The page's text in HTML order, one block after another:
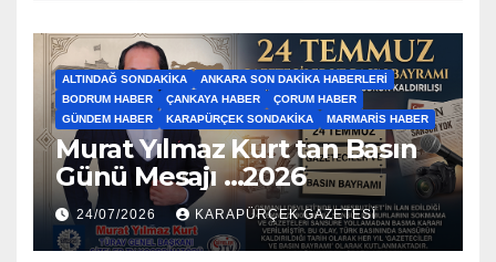
ALTINDAĞ SONDAKIKA
ANKARA SON DAKIKA HABERLERI
BODRUM HABER
ÇANKAYA HABER
ÇORUM HABER
GÜNDEM HABER
KARAPÜRÇEK SONDAKIKA MARMARIS HABER
Murat Yılmaz Kurt tan Basın
Günü Mesajı …2026
24/07/2026 KARAPÜRÇEK GAZETESİ